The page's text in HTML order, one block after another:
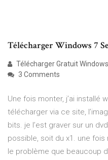
Télécharger Windows 7
Télécharger Gratuit
3 Comments
Une fois monter, j’ai installé
télécharger via ce site,
bits. je l’est graver sur un
possible, soit du x1. une
le problème que beaucoup